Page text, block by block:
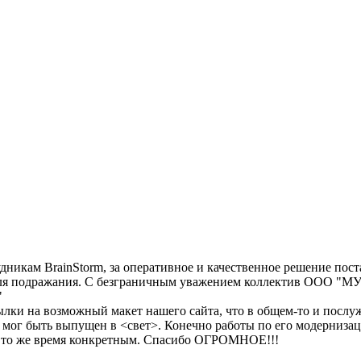
BrainStorm, за оперативное и качественное решение
подражания. С безграничным уважением коллектив ООО
на возможный макет нашего сайта, что в общем-то и
быть выпущен в <свет>. Конечно работы по его
то же время конкретным. Спасибо ОГРОМНОЕ!!!